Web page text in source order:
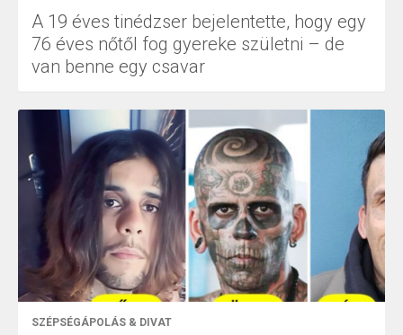
A 19 éves tinédzser bejelentette, hogy egy
76 éves nőtől fog gyereke születni – de
van benne egy csavar
SZÉPSÉGÁPOLÁS & DIVAT